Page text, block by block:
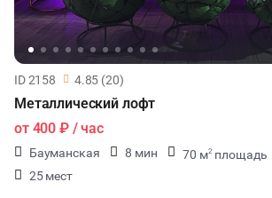
ID 2158 4.85 (20)
Металлический лофт
от 400 ₽/ час
Бауманская 8 мин 70 м2 площадь
25 мест